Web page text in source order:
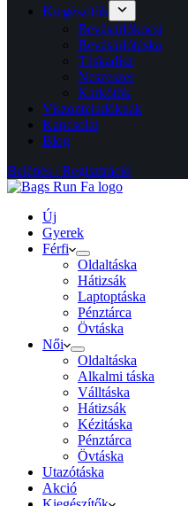
Kiegészítők
Bevásárlókocsi
Bevásárlótáska
Táskadísz
Neszeszer
Karkötők
Viszonteladóknak
Kapcsolat
Blog
Belépés / Regisztráció
Új
Gyerek
Férfi
Oldaltáska
Hátizsák
Laptoptáska
Pénztárca
Övtáska
Női
Oldaltáska
Alkalmi táska
Válltáska
Hátizsák
Kézitáska
Pénztárca
Övtáska
Utazótáska
Akció